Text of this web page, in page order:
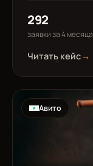
292
заявки за 4 месяца
Читать кейс→
Авито